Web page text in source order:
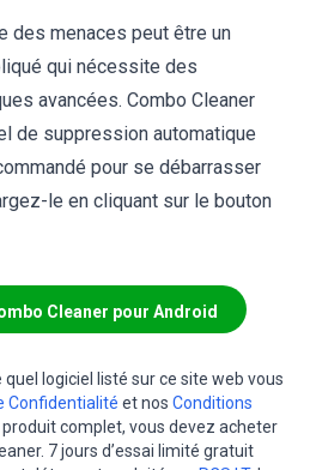
des menaces peut être un
qui nécessite des
avancées. Combo Cleaner
de suppression automatique
pour se débarrasser
le en cliquant sur le bouton
Cleaner pour Android
logiciel listé sur ce site web vous
Confidentialité et nos Conditions
produit complet, vous devez acheter
7 jours d’essai limité gratuit